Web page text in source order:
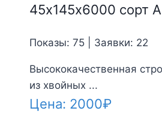
45х145х6000 сорт
Показы: 75 | Заявки: 22
Высококачественная
из хвойных ...
Цена: 2000₽